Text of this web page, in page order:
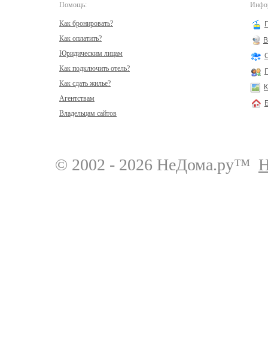
Помощь:
Как бронировать?
Как оплатить?
Юридическим лицам
Как подключить отель?
Как сдать жилье?
Агентствам
Владельцам сайтов
© 2002 - 2026 НеДома.ру™